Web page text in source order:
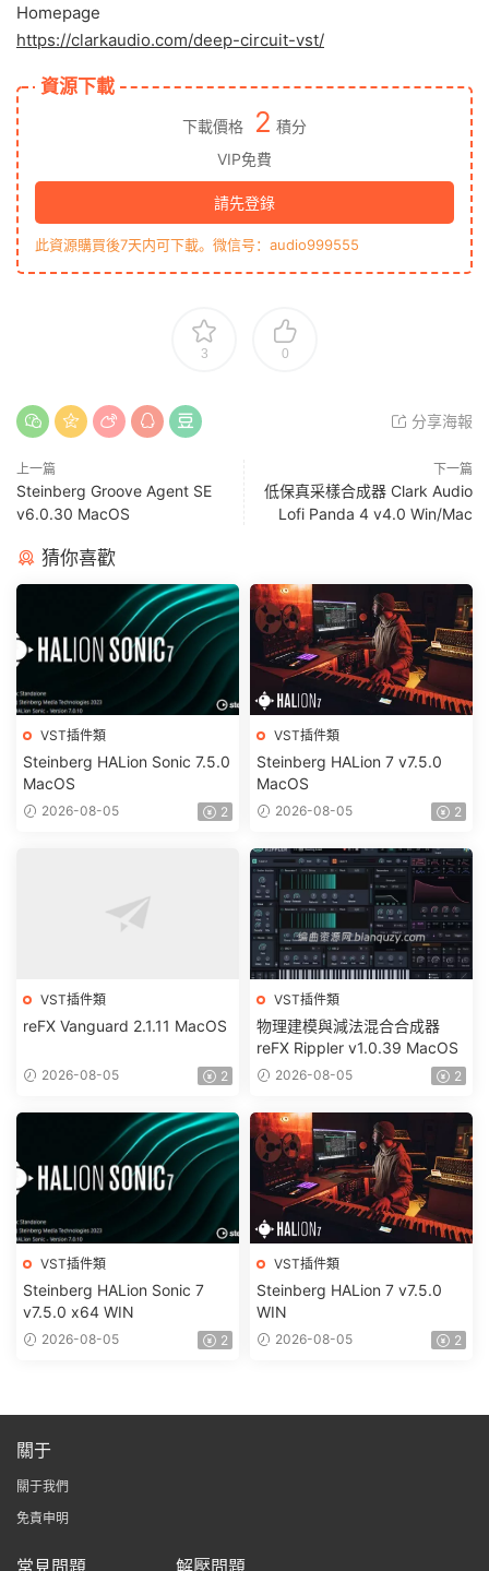
Homepage
https://clarkaudio.com/deep-circuit-vst/
資源下載
下載價格 2 積分
VIP免費
請先登錄
此資源購買後7天内可下載。微信号：audio999555
3 0
分享海報
上一篇
Steinberg Groove Agent SE
v6.0.30 MacOS
下一篇
低保真采樣合成器 Clark Audio
Lofi Panda 4 v4.0 Win/Mac
猜你喜歡
VST插件類
Steinberg HALion Sonic 7.5.0
MacOS
2026-08-05 2
VST插件類
Steinberg HALion 7 v7.5.0
MacOS
2026-08-05 2
VST插件類
reFX Vanguard 2.1.11 MacOS
2026-08-05 2
VST插件類
物理建模與減法混合合成器
reFX Rippler v1.0.39 MacOS
2026-08-05 2
VST插件類
Steinberg HALion Sonic 7
v7.5.0 x64 WIN
2026-08-05 2
VST插件類
Steinberg HALion 7 v7.5.0
WIN
2026-08-05 2
關于
關于我們
免責申明
常見問題 解壓問題